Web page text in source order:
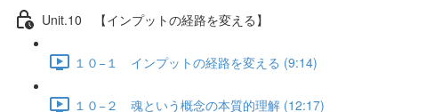
Unit.10 【インプットの経路を変える】
１０−１ インプットの経路を変える (9:14)
１０−２ 魂という概念の本質的理解 (12:17)